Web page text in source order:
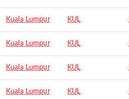
Kuala Lumpur KUL
Kuala Lumpur KUL
Kuala Lumpur KUL
Kuala Lumpur KUL